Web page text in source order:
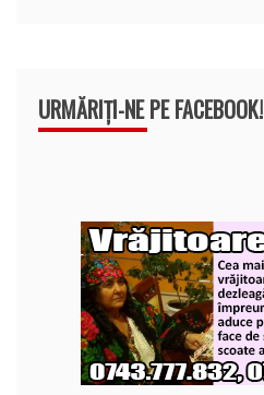
URMĂRIȚI-NE PE FACEBOOK!